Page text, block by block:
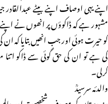
اپنے یہی اوصاف اپنے بیٹے عبدالقادر
مشہور ہے کہ ڈاکوؤں پر انھوں نے
کو حیرت ہوئی اور جب انھیں بتایا کہ
کی ہے تو ان کی حق گوئی سے ڈاکو
کرلی۔
والدئہ سرسیدؒ